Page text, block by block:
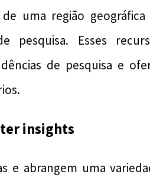
uma região geográfica
Esses
de pesquisa e
insights
e abrangem uma